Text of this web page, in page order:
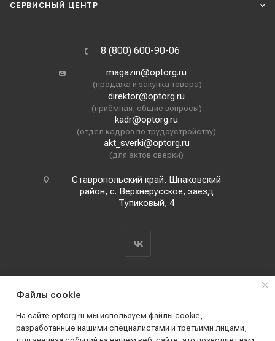
СЕРВИСНЫЙ ЦЕНТР
8 (800) 600-90-06
magazin@optorg.ru
(продажа и закупка товара)
direktor@optorg.ru
(приёмная, общие вопросы)
kadr@optorg.ru
(отдел кадров по трудоустройству)
akt_sverki@optorg.ru
(для актов сверки)
Ставропольский край, Шпаковский
район, с. Верхнерусское, заезд
Тупиковый, 4
Файлы cookie
На сайте optorg.ru мы используем файлы cookie,
разработанные нашими специалистами и третьими лицами,